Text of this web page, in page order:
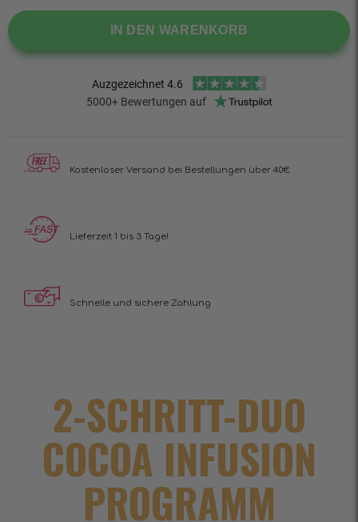
IN DEN WARENKORB
Kostenloser Versand bei Bestellungen über 40€
Lieferzeit 1 bis 3 Tage!
Schnelle und sichere Zahlung
2-SCHRITT-DUO
COCOA INFUSION
PROGRAMM